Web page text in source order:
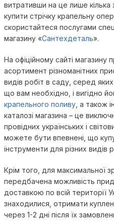
витративши на це лише кілька
купити стрічку крапельну
скористайтеся послугами
магазину «Сантехдеталь».
На офіційному сайті
асортимент різноманітних
видів робіт в саду, серед
що вам необхідно, і вигідно
крапельного поливу , а також
каталозі магазина – це
провідних українських і
можете бути впевнені, що
інструменти для різних видів
Крім того, для максимальної
передбачена можливість
доставкою по всій території
знаходилися, отримати
через 1-2 дні після їх